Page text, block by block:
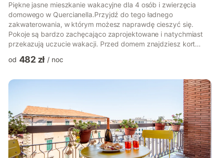
Piękne jasne mieszkanie wakacyjne dla 4 osób i zwierzęcia
domowego w Quercianella.Przyjdź do tego ładnego
zakwaterowania, w którym możesz naprawdę cieszyć się.
Pokoje są bardzo zachęcająco zaprojektowane i natychmiast
przekazują uczucie wakacji. Przed domem znajdziesz kort
osobą. Następnie odśwież się w basenie i opalaj się na jego
wieczorem wybrać się na długie spacery po plaży lub już rano
od 482 zł / noc